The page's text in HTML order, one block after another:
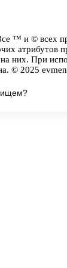
™ и © всех
атрибутов
них. При
© 2025